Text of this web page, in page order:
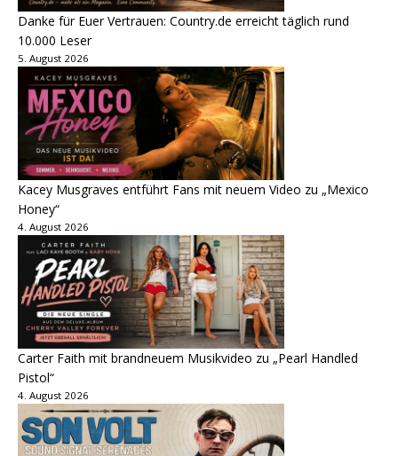
Danke für Euer Vertrauen: Country.de erreicht täglich rund
10.000 Leser
5. August 2026
Kacey Musgraves entführt Fans mit neuem Video zu „Mexico
Honey“
4. August 2026
Carter Faith mit brandneuem Musikvideo zu „Pearl Handled
Pistol“
4. August 2026